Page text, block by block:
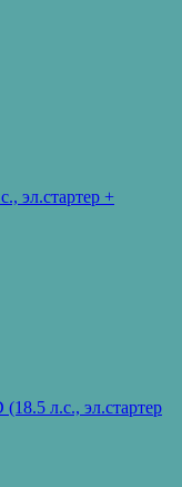
эл.стартер +
л.с., эл.стартер